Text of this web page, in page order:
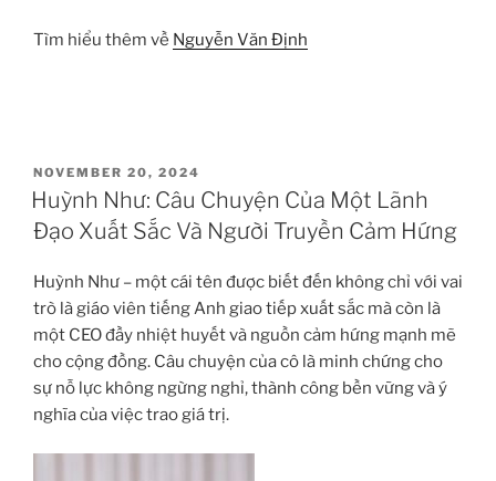
Tìm hiểu thêm về Nguyễn Văn Định
POSTED
ON
NOVEMBER 20, 2024
Huỳnh Như: Câu Chuyện Của Một Lãnh
Đạo Xuất Sắc Và Người Truyền Cảm Hứng
Huỳnh Như – một cái tên được biết đến không chỉ với vai
trò là giáo viên tiếng Anh giao tiếp xuất sắc mà còn là
một CEO đầy nhiệt huyết và nguồn cảm hứng mạnh mẽ
cho cộng đồng. Câu chuyện của cô là minh chứng cho
sự nỗ lực không ngừng nghỉ, thành công bền vững và ý
nghĩa của việc trao giá trị.